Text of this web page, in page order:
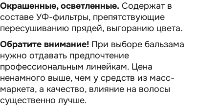
Окрашенные, осветленные. Содержат в
составе УФ-фильтры, препятствующие
пересушиванию прядей, выгоранию цвета.
Обратите внимание! При выборе бальзама
нужно отдавать предпочтение
профессиональным линейкам. Цена
ненамного выше, чем у средств из масс-
маркета, а качество, влияние на волосы
существенно лучше.